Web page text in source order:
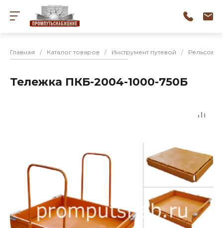
Главная / Каталог товаров / Инструмент путевой /
Тележка ПКБ-2004-1000-750Б